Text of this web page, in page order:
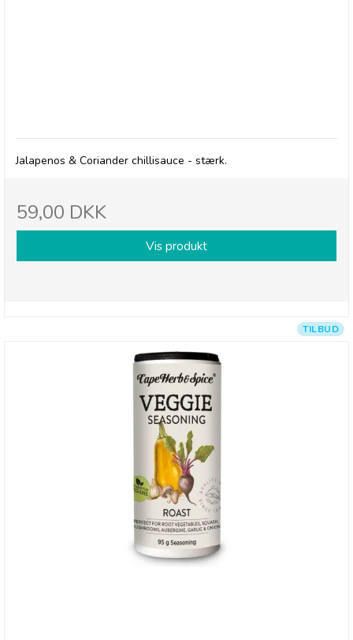
Jalapenos & Coriander chillisauce - stærk.
59,00 DKK
Vis produkt
TILBUD